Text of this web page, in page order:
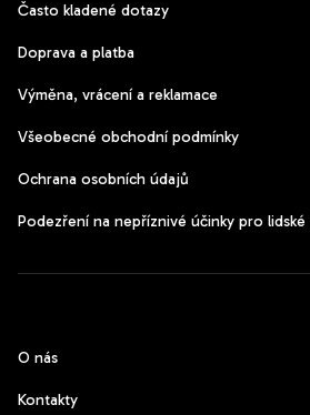
Často kladené dotazy
Doprava a platba
Výměna, vrácení a reklamace
Všeobecné obchodní podmínky
Ochrana osobních údajů
Podezření na nepříznivé účinky pro lidské
O nás
Kontakty